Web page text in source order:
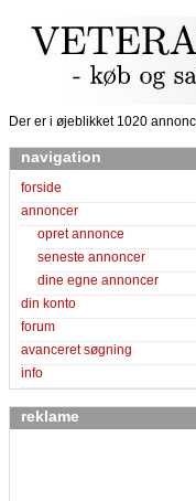
Der er i øjeblikket 1020
navigation
forside
annoncer
opret annonce
seneste annoncer
dine egne annoncer
din konto
forum
avanceret søgning
info
reklame